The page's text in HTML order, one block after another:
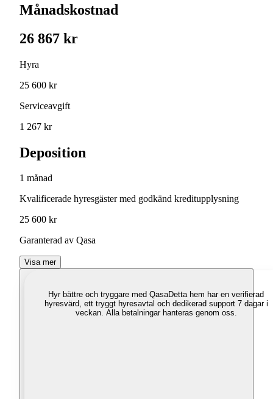
Månadskostnad
26 867 kr
Hyra
25 600 kr
Serviceavgift
1 267 kr
Deposition
1 månad
Kvalificerade hyresgäster med godkänd kreditupplysning
25 600 kr
Garanterad av Qasa
Visa mer
Hyr bättre och tryggare med QasaDetta hem har en verifierad
hyresvärd, ett tryggt hyresavtal och dedikerad support 7 dagar i
veckan. Alla betalningar hanteras genom oss.